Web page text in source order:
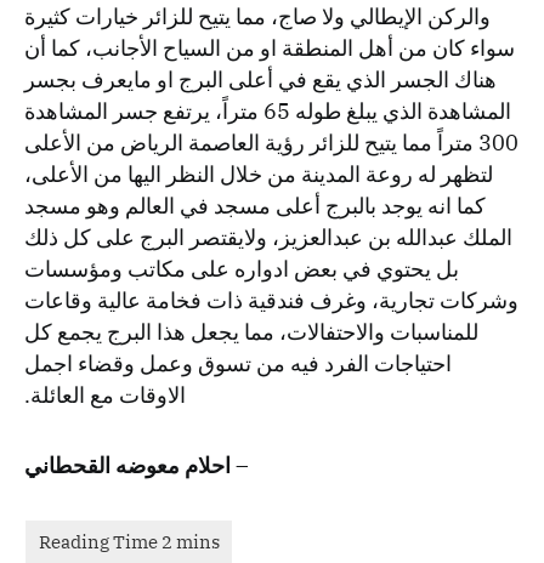
والركن الإيطالي ولا صاج، مما يتيح للزائر خيارات كثيرة
سواء كان من أهل المنطقة او من السياح الأجانب، كما أن
هناك الجسر الذي يقع في أعلى البرج او مايعرف بجسر
المشاهدة الذي يبلغ طوله 65 متراً، يرتفع جسر المشاهدة
300 متراً مما يتيح للزائر رؤية العاصمة الرياض من الأعلى
لتظهر له روعة المدينة من خلال النظر اليها من الأعلى،
كما انه يوجد بالبرج أعلى مسجد في العالم وهو مسجد
الملك عبدالله بن عبدالعزيز، ولايقتصر البرج على كل ذلك
بل يحتوي في بعض ادواره على مكاتب ومؤسسات
وشركات تجارية، وغرف فندقية ذات فخامة عالية وقاعات
للمناسبات والاحتفالات، مما يجعل هذا البرج يجمع كل
احتياجات الفرد فيه من تسوق وعمل وقضاء اجمل
الاوقات مع العائلة.
– احلام معوضه القحطاني